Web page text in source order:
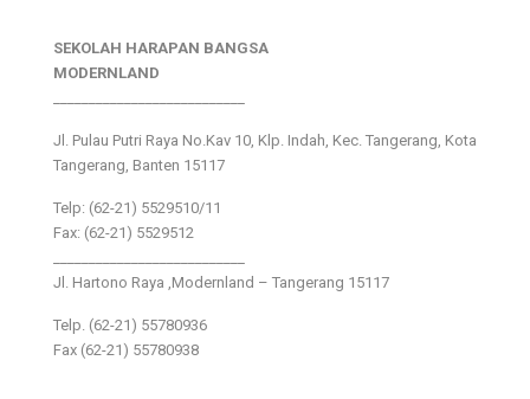
SEKOLAH HARAPAN BANGSA
MODERNLAND
Jl. Pulau Putri Raya No.Kav 10, Klp. Indah, Kec. Tangerang, Kota
Tangerang, Banten 15117
Telp: (62-21) 5529510/11
Fax: (62-21) 5529512
Jl. Hartono Raya ,Modernland – Tangerang 15117
Telp. (62-21) 55780936
Fax (62-21) 55780938